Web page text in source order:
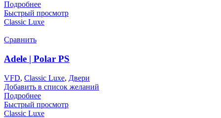
Подробнее
Быстрый просмотр
Classic Luxe
Сравнить
Adele | Polar PS
VFD, Classic Luxe, Двери
Добавить в список желаний
Подробнее
Быстрый просмотр
Classic Luxe